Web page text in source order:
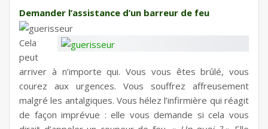
Demander l’assistance d’un barreur de feu
Cela
peut
arriver à n’importe qui. Vous vous êtes brûlé, vous
courez aux urgences. Vous souffrez affreusement
malgré les antalgiques. Vous hélez l’infirmière qui réagit
de façon imprévue : elle vous demande si cela vous